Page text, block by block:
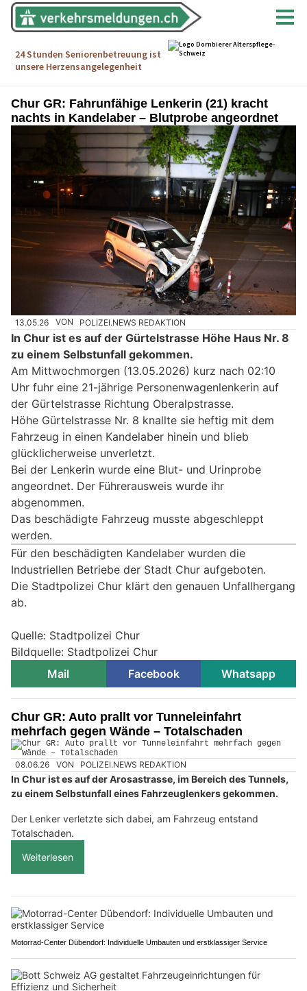
Chur GR: Fahrunfähige Lenkerin (21) kracht
nachts in Kandelaber – Blutprobe angeordnet
13.05.26 VON POLIZEI.NEWS REDAKTION
In Chur ist es auf der Gürtelstrasse Höhe Haus Nr. 8
zu einem Selbstunfall gekommen.
Am Mittwochmorgen (13.05.2026) kurz nach 02:10
Uhr fuhr eine 21-jährige Personenwagenlenkerin auf
der Gürtelstrasse Richtung Oberalpstrasse.
Höhe Gürtelstrasse Nr. 8 knallte sie heftig mit dem
Fahrzeug in einen Kandelaber hinein und blieb
glücklicherweise unverletzt.
Bei der Lenkerin wurde eine Blut- und Urinprobe
angeordnet. Der Führerausweis wurde ihr
abgenommen.
Das beschädigte Fahrzeug musste abgeschleppt
werden.
Für den beschädigten Kandelaber wurden die
Industriellen Betriebe der Stadt Chur aufgeboten.
Die Stadtpolizei Chur klärt den genauen Unfallhergang
ab.
Quelle: Stadtpolizei Chur
Bildquelle: Stadtpolizei Chur
Mail
Facebook Whatsapp
Chur GR: Auto prallt vor Tunneleinfahrt
mehrfach gegen Wände – Totalschaden
08.06.26 VON POLIZEI.NEWS REDAKTION
In Chur ist es auf der Arosastrasse, im Bereich des Tunnels,
zu einem Selbstunfall eines Fahrzeuglenkers gekommen.
Der Lenker verletzte sich dabei, am Fahrzeug entstand
Totalschaden.
Weiterlesen
Motorrad-Center Dübendorf: Individuelle Umbauten und erstklassiger Service